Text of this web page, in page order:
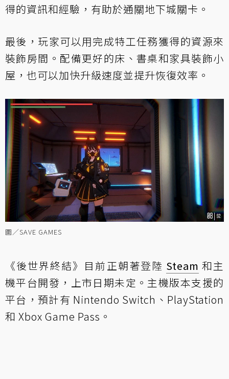
得的資訊和經驗，有助於通關地下城關卡。
最後，玩家可以用完成特工任務獲得的資源來
裝飾房間。配備更好的床、書桌和家具裝飾小
屋，也可以加快升級速度並提升恢復效率。
圖／SAVE GAMES
《後世界終結》目前正朝著登陸 Steam 和主
機平台開發，上市日期未定。主機版本支援的
平台，預計有 Nintendo Switch、PlayStation
和 Xbox Game Pass。